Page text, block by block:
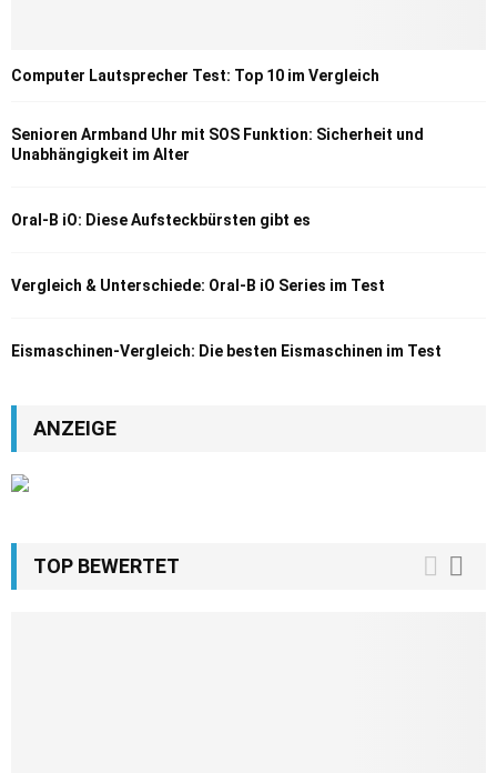
Computer Lautsprecher Test: Top 10 im Vergleich
Senioren Armband Uhr mit SOS Funktion: Sicherheit und
Unabhängigkeit im Alter
Oral-B iO: Diese Aufsteckbürsten gibt es
Vergleich & Unterschiede: Oral-B iO Series im Test
Eismaschinen-Vergleich: Die besten Eismaschinen im Test
ANZEIGE
TOP BEWERTET